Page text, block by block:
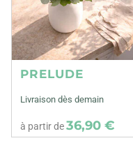
PRELUDE
Livraison dès demain
à partir de36,90 €